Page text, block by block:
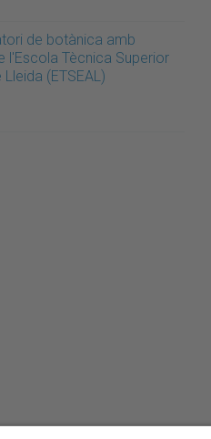
de botànica amb
l'Escola Tècnica Superior
(ETSEAL)